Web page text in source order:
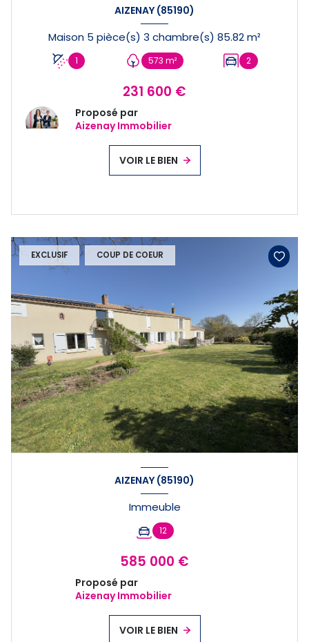
AIZENAY (85190)
Maison 5 pièce(s) 3 chambre(s) 85.82 m²
1 573 m² 2
231 600 €
Proposé par
Aizenay Immobilier
VOIR LE BIEN
EXCLUSIF COUP DE COEUR
AIZENAY (85190)
Immeuble
12
585 000 €
Proposé par
Aizenay Immobilier
VOIR LE BIEN